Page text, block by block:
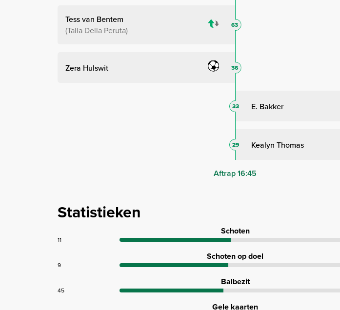
Tess van Bentem
Talia Della Peruta 63
Zera Hulswit 36
E. Bakker
33
Kealyn Thomas
29
Aftrap 16:45
Statistieken
Schoten
11
Schoten op doel
9
Balbezit
45
Gele kaarten